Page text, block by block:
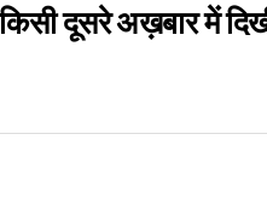
दूसरे अख़बार में